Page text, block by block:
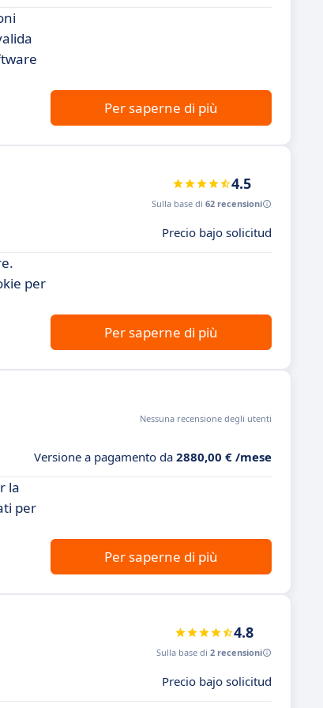
Per saperne di più
4.5
Sulla base di 62 recensioni
Precio bajo solicitud
per
Per saperne di più
Nessuna recensione degli utenti
Versione a pagamento da 2880,00 € /mese
la
per
Per saperne di più
4.8
Sulla base di 2 recensioni
Precio bajo solicitud